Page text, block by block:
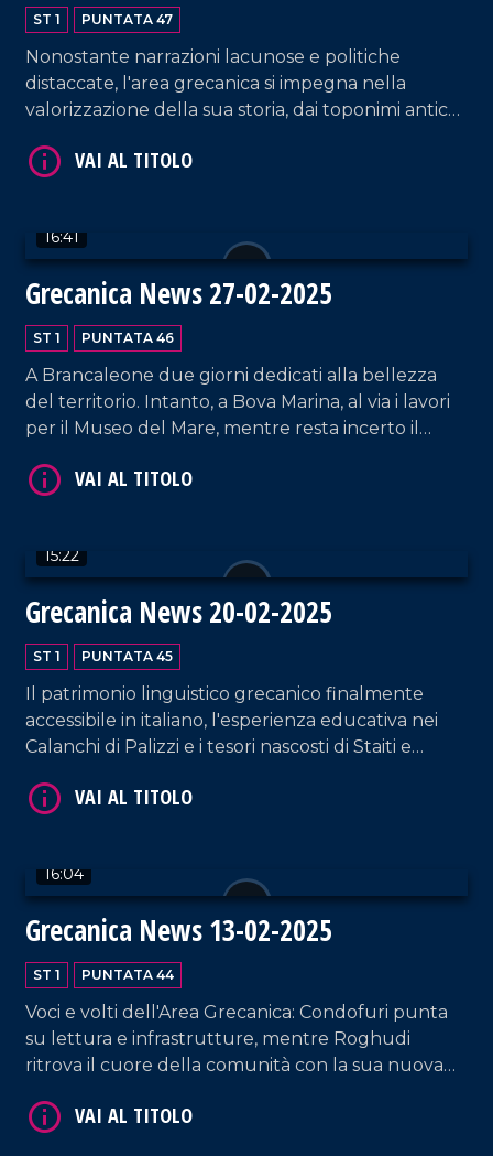
ST 1 PUNTATA 47
Nonostante narrazioni lacunose e politiche
distaccate, l'area grecanica si impegna nella
valorizzazione della sua storia, dai toponimi antichi
dedicato a Cesare Pavese ed il rilancio culturale di
testimonianza.
16:41
Grecanica News 27-02-2025
ST 1 PUNTATA 46
A Brancaleone due giorni dedicati alla bellezza
del territorio. Intanto, a Bova Marina, al via i lavori
per il Museo del Mare, mentre resta incerto il
e tecnologia diventano leve per valorizzare il
15:22
Grecanica News 20-02-2025
ST 1 PUNTATA 45
Il patrimonio linguistico grecanico finalmente
accessibile in italiano, l'esperienza educativa nei
Calanchi di Palizzi e i tesori nascosti di Staiti e
16:04
Grecanica News 13-02-2025
ST 1 PUNTATA 44
Voci e volti dell'Area Grecanica: Condofuri punta
su lettura e infrastrutture, mentre Roghudi
ritrova il cuore della comunità con la sua nuova
VAI AL TITOLO
VAI AL TITOLO